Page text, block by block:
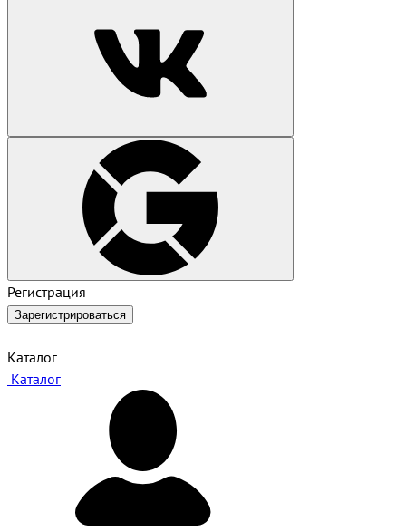
Регистрация
Зарегистрироваться
Каталог
Каталог